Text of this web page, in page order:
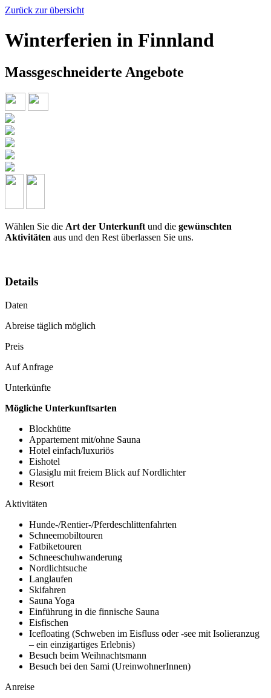
Zurück zur übersicht
Winterferien in Finnland
Massgeschneiderte Angebote
Wählen Sie die Art der Unterkunft und die gewünschten
Aktivitäten aus und den Rest überlassen Sie uns.
Details
Daten
Abreise täglich möglich
Preis
Auf Anfrage
Unterkünfte
Mögliche Unterkunftsarten
Blockhütte
Appartement mit/ohne Sauna
Hotel einfach/luxuriös
Eishotel
Glasiglu mit freiem Blick auf Nordlichter
Resort
Aktivitäten
Hunde-/Rentier-/Pferdeschlittenfahrten
Schneemobiltouren
Fatbiketouren
Schneeschuhwanderung
Nordlichtsuche
Langlaufen
Skifahren
Sauna Yoga
Einführung in die finnische Sauna
Eisfischen
Icefloating (Schweben im Eisfluss oder -see mit Isolieranzug
– ein einzigartiges Erlebnis)
Besuch beim Weihnachtsmann
Besuch bei den Sami (UreinwohnerInnen)
Anreise